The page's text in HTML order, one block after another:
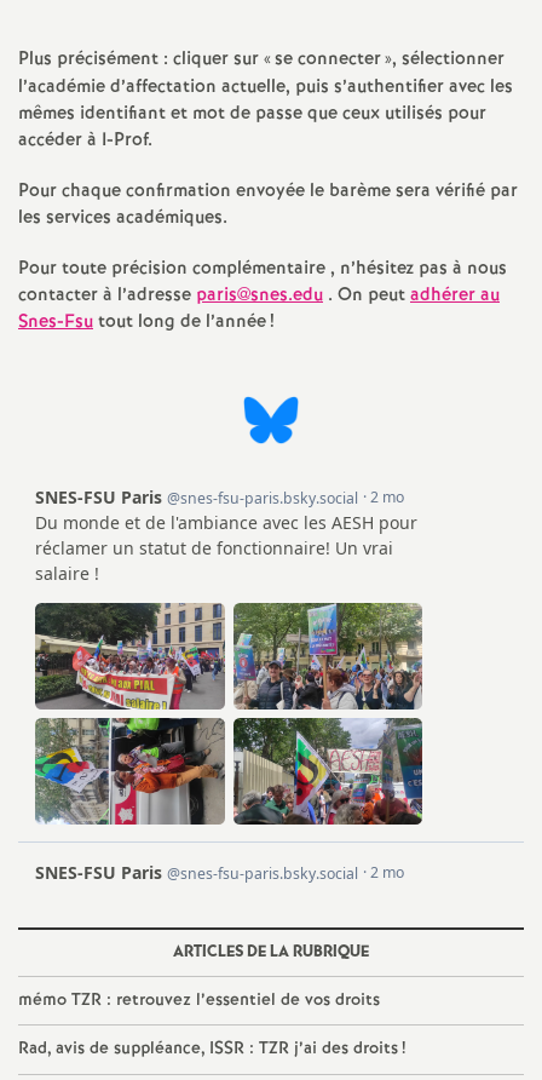
E
s
e
e
e
n
t
s
d
e
S
Plus précisément : cliquer sur «se connecter», sélectionner
l’académie d’affectation actuelle, puis s’authentifier avec les
mêmes identifiant et mot de passe que ceux utilisés pour
accéder à I-Prof.
Pour chaque confirmation envoyée le barème sera vérifié par
les services académiques.
Pour toute précision complémentaire , n’hésitez pas à nous
contacter à l’adresse paris@snes.edu . On peutadhérer au
Snes-Fsutout long de l’année!
ARTICLES DE LA RUBRIQUE
mémo TZR : retrouvez l’essentiel de vos droits
Rad, avis de suppléance, ISSR : TZR j’ai des droits!